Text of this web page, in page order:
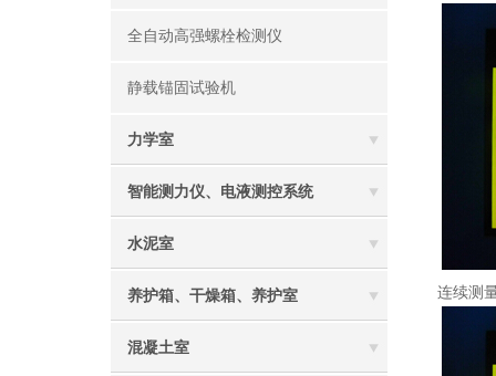
全自动高强螺栓检测仪
静载锚固试验机
力学室
智能测力仪、电液测控系统
水泥室
养护箱、干燥箱、养护室
混凝土室
连续测